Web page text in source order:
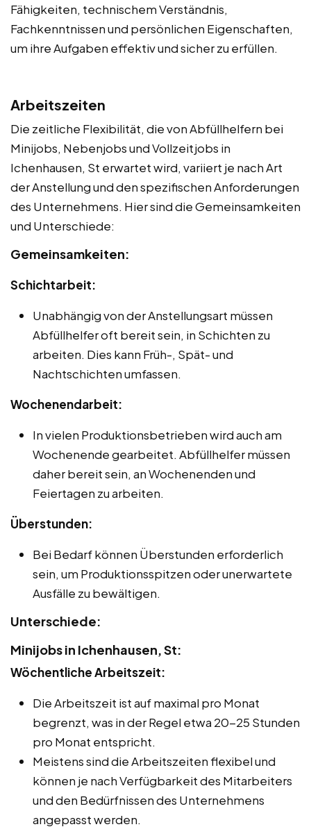
Fähigkeiten, technischem Verständnis,
Fachkenntnissen und persönlichen Eigenschaften,
um ihre Aufgaben effektiv und sicher zu erfüllen.
Arbeitszeiten
Die zeitliche Flexibilität, die von Abfüllhelfern bei
Minijobs, Nebenjobs und Vollzeitjobs in
Ichenhausen, St erwartet wird, variiert je nach Art
der Anstellung und den spezifischen Anforderungen
des Unternehmens. Hier sind die Gemeinsamkeiten
und Unterschiede:
Gemeinsamkeiten:
Schichtarbeit:
Unabhängig von der Anstellungsart müssen
Abfüllhelfer oft bereit sein, in Schichten zu
arbeiten. Dies kann Früh-, Spät- und
Nachtschichten umfassen.
Wochenendarbeit:
In vielen Produktionsbetrieben wird auch am
Wochenende gearbeitet. Abfüllhelfer müssen
daher bereit sein, an Wochenenden und
Feiertagen zu arbeiten.
Überstunden:
Bei Bedarf können Überstunden erforderlich
sein, um Produktionsspitzen oder unerwartete
Ausfälle zu bewältigen.
Unterschiede:
Minijobs in Ichenhausen, St:
Wöchentliche Arbeitszeit:
Die Arbeitszeit ist auf maximal pro Monat
begrenzt, was in der Regel etwa 20-25 Stunden
pro Monat entspricht.
Meistens sind die Arbeitszeiten flexibel und
können je nach Verfügbarkeit des Mitarbeiters
und den Bedürfnissen des Unternehmens
angepasst werden.